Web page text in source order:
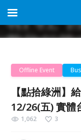
Offline Event
【點拾綠洲】
12/26(五) 實體
1,062 3